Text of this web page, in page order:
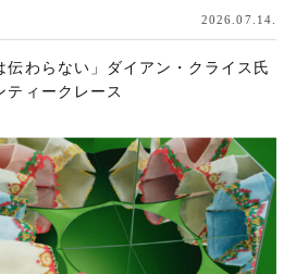
2026.07.14.
伝わらない」ダイアン・クライス氏
ティークレース